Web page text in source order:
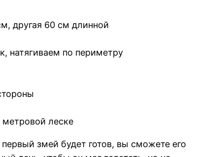
другая 60 см длинной
натягиваем по периметру
метровой леске
змей будет готов, вы сможете его